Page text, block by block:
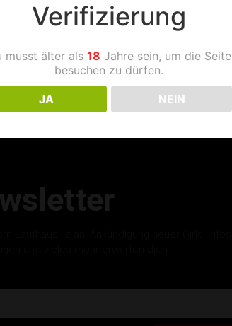
Verifizierung
musst älter als 18 Jahre sein, um die Seite
besuchen zu dürfen.
JA NEIN